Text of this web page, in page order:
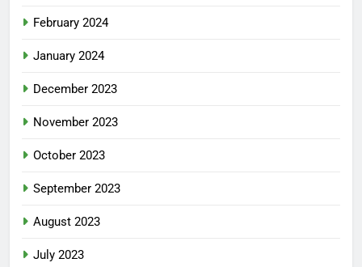
February 2024
January 2024
December 2023
November 2023
October 2023
September 2023
August 2023
July 2023